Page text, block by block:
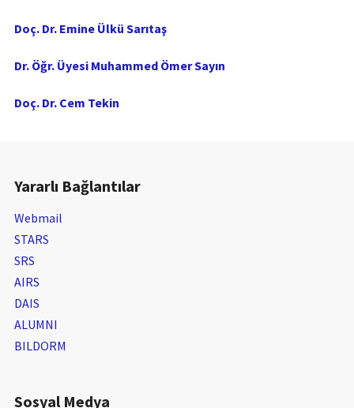
Doç. Dr. Emine Ülkü Sarıtaş
Dr. Öğr. Üyesi Muhammed Ömer Sayın
Doç. Dr. Cem Tekin
Yararlı Bağlantılar
Webmail
STARS
SRS
AIRS
DAIS
ALUMNI
BILDORM
Sosyal Medya